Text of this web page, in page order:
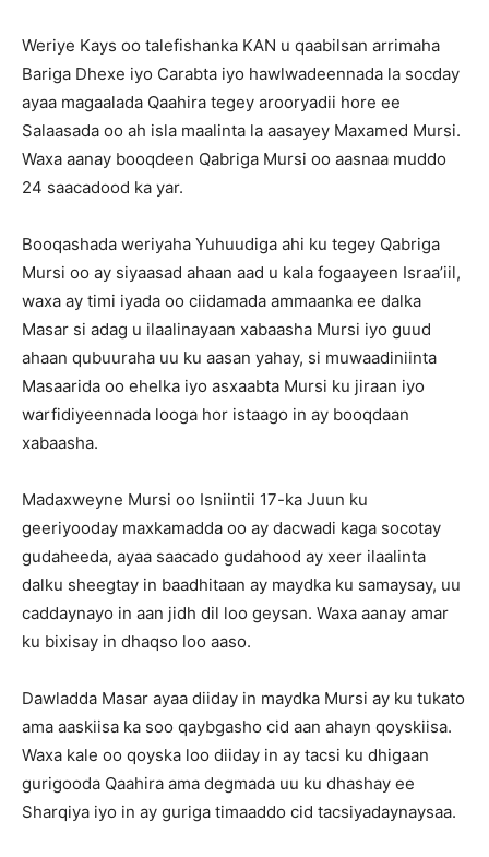
Weriye Kays oo talefishanka KAN u qaabilsan arrimaha
Bariga Dhexe iyo Carabta iyo hawlwadeennada la socday
ayaa magaalada Qaahira tegey arooryadii hore ee
Salaasada oo ah isla maalinta la aasayey Maxamed Mursi.
Waxa aanay booqdeen Qabriga Mursi oo aasnaa muddo
24 saacadood ka yar.
Booqashada weriyaha Yuhuudiga ahi ku tegey Qabriga
Mursi oo ay siyaasad ahaan aad u kala fogaayeen Israa’iil,
waxa ay timi iyada oo ciidamada ammaanka ee dalka
Masar si adag u ilaalinayaan xabaasha Mursi iyo guud
ahaan qubuuraha uu ku aasan yahay, si muwaadiniinta
Masaarida oo ehelka iyo asxaabta Mursi ku jiraan iyo
warfidiyeennada looga hor istaago in ay booqdaan
xabaasha.
Madaxweyne Mursi oo Isniintii 17-ka Juun ku
geeriyooday maxkamadda oo ay dacwadi kaga socotay
gudaheeda, ayaa saacado gudahood ay xeer ilaalinta
dalku sheegtay in baadhitaan ay maydka ku samaysay, uu
caddaynayo in aan jidh dil loo geysan. Waxa aanay amar
ku bixisay in dhaqso loo aaso.
Dawladda Masar ayaa diiday in maydka Mursi ay ku tukato
ama aaskiisa ka soo qaybgasho cid aan ahayn qoyskiisa.
Waxa kale oo qoyska loo diiday in ay tacsi ku dhigaan
gurigooda Qaahira ama degmada uu ku dhashay ee
Sharqiya iyo in ay guriga timaaddo cid tacsiyadaynaysaa.